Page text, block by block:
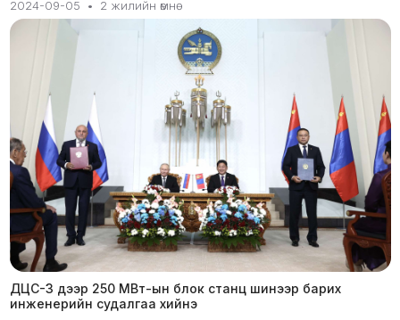
2024-09-05 • 2 жилийн өмнө
ДЦС-3 дээр 250 МВт-ын блок станц шинээр барих
инженерийн судалгаа хийнэ